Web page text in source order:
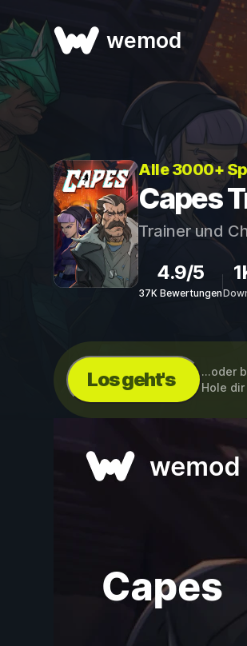
wemod
Alle 3000+
Capes
Trainer und
4.9/5
37K Bewertungen
Los geht's ...oder
Hole